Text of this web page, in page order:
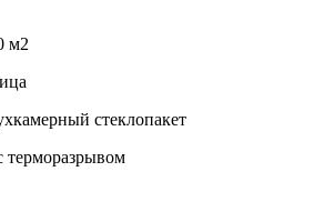
м2
стеклопакет
терморазрывом